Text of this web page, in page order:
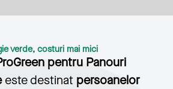
verde, costuri mai mici
pentru Panouri
este destinat persoanelor